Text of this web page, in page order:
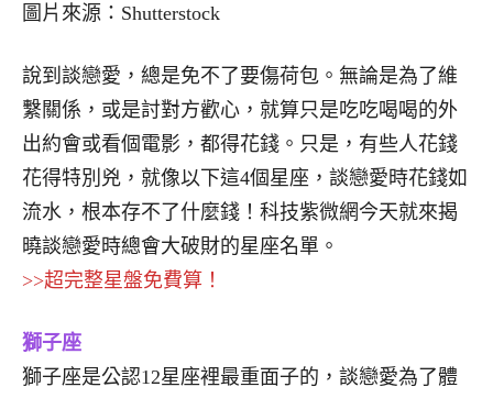
圖片來源：Shutterstock
說到談戀愛，總是免不了要傷荷包。無論是為了維
繫關係，或是討對方歡心，就算只是吃吃喝喝的外
出約會或看個電影，都得花錢。只是，有些人花錢
花得特別兇，就像以下這4個星座，談戀愛時花錢如
流水，根本存不了什麼錢！科技紫微網今天就來揭
曉談戀愛時總會大破財的星座名單。
>>超完整星盤免費算！
獅子座
獅子座是公認12星座裡最重面子的，談戀愛為了體